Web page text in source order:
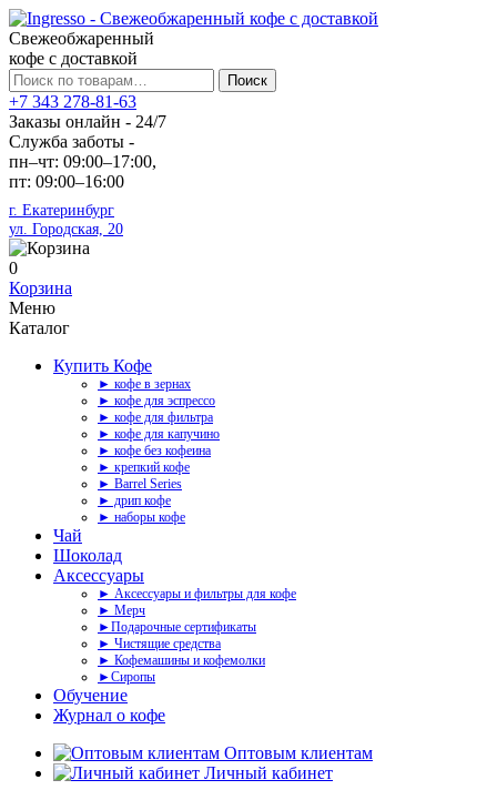
Свежеобжаренный
кофе с доставкой
Искать:
Поиск
+7 343 278-81-63
Заказы онлайн - 24/7
Служба заботы -
пн–чт: 09:00–17:00,
пт: 09:00–16:00
г. Екатеринбург
ул. Городская, 20
0
Корзина
Меню
Каталог
Купить Кофе
► кофе в зернах
► кофе для эспрессо
► кофе для фильтра
► кофе для капучино
► кофе без кофеина
► крепкий кофе
► Barrel Series
► дрип кофе
► наборы кофе
Чай
Шоколад
Аксессуары
► Аксессуары и фильтры для кофе
► Мерч
►Подарочные сертификаты
► Чистящие средства
► Кофемашины и кофемолки
►Сиропы
Обучение
Журнал о кофе
Оптовым клиентам
Личный кабинет